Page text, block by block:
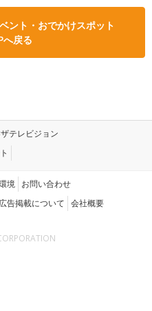
ント・おでかけスポット
へ戻る
テレビジョン
境 お問い合わせ
告掲載について 会社概要